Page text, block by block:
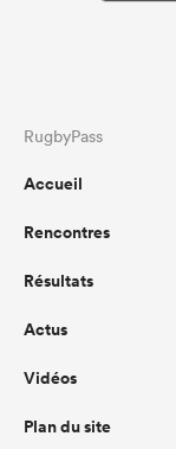
RugbyPass
Accueil
Rencontres
Résultats
Actus
Vidéos
Plan du site